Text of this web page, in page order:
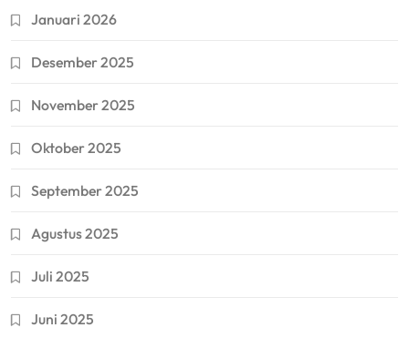
Januari 2026
Desember 2025
November 2025
Oktober 2025
September 2025
Agustus 2025
Juli 2025
Juni 2025